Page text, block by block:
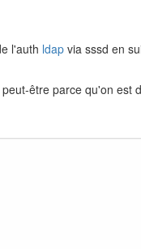
l'auth ldap via sssd en
être parce qu'on est